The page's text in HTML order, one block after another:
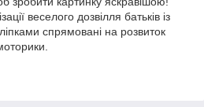
веселого дозвілля батьків із
спрямовані на розвиток